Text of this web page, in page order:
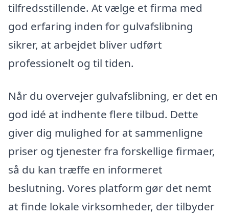
tilfredsstillende. At vælge et firma med
god erfaring inden for gulvafslibning
sikrer, at arbejdet bliver udført
professionelt og til tiden.
Når du overvejer gulvafslibning, er det en
god idé at indhente flere tilbud. Dette
giver dig mulighed for at sammenligne
priser og tjenester fra forskellige firmaer,
så du kan træffe en informeret
beslutning. Vores platform gør det nemt
at finde lokale virksomheder, der tilbyder